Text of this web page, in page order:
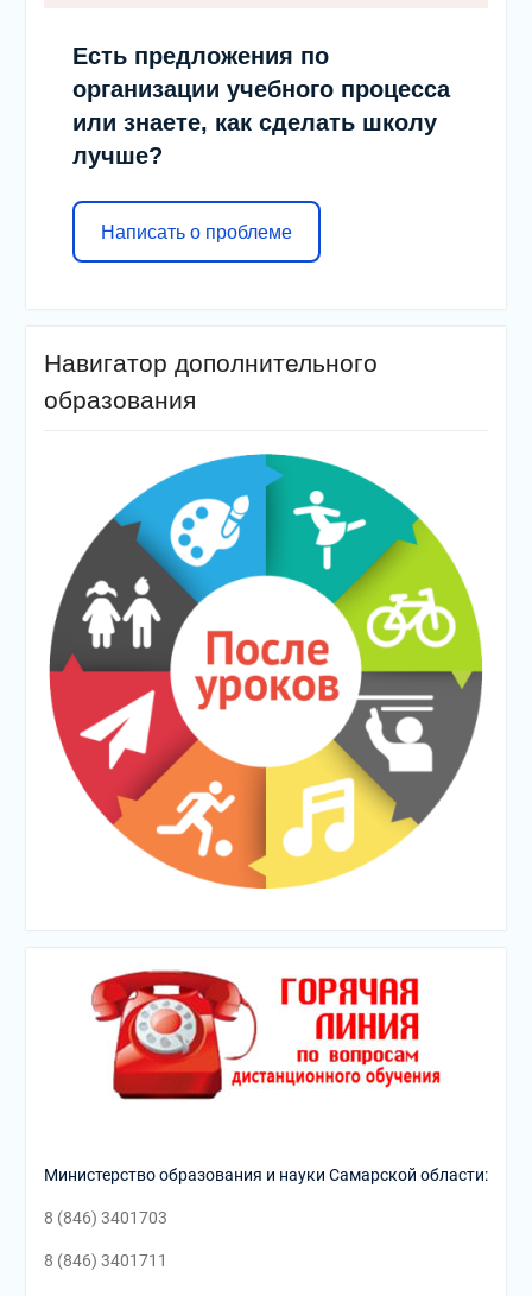
Есть предложения по
организации учебного процесса
или знаете, как сделать школу
лучше?
Написать о проблеме
Навигатор дополнительного
образования
Министерство образования и науки Самарской области:
8 (846) 3401703
8 (846) 3401711